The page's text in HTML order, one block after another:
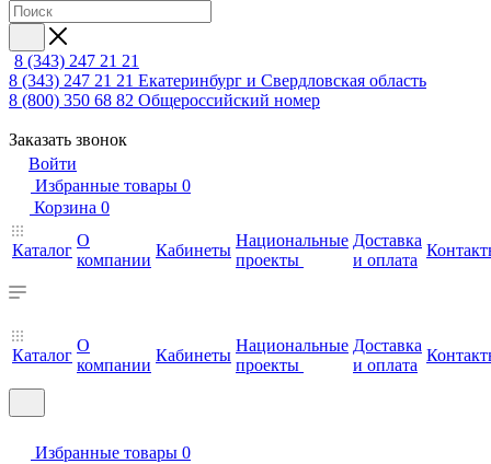
8 (343) 247 21 21
8 (343) 247 21 21 Екатеринбург и Свердловская область
8 (800) 350 68 82 Общероссийский номер
Заказать звонок
Войти
Избранные товары 0
Корзина 0
Каталог
О
компании
Кабинеты
Национальные
проекты
Доставка
и оплата
Каталог
О
компании
Кабинеты
Национальные
проекты
Доставка
и оплата
Избранные товары 0